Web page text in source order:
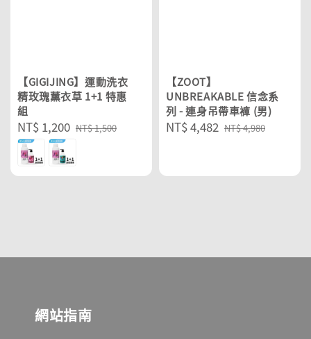
【GIGIJING】運動洗衣
精玫瑰薰衣草 1+1 特惠
組
Sale
price
NT$ 1,200 Regular
NT$ 1,500
【ZOOT】
UNBREAKABLE 信念系
列 - 連身吊帶車褲 (男)
Sale
NT$ 4,482 Regular
NT$ 4,980
網站指南